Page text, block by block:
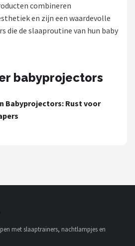
combineren
en zijn een waardevolle
die de slaaproutine van hun baby
babyprojectors
Babyprojectors: Rust voor
met slaaptrainers, nachtlampjes en